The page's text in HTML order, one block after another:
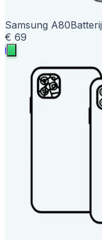
Samsung A80
€ 69
i